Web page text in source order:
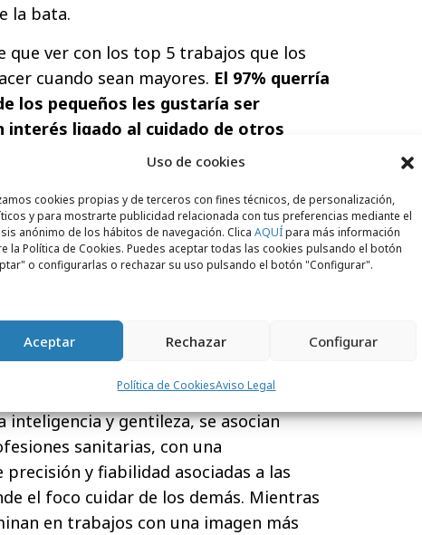
Uso de cookies
cookies propias y de terceros con fines técnicos, de personalización,
y para mostrarte publicidad relacionada con tus preferencias mediante el
anónimo de los hábitos de navegación. Clica AQUÍpara más información
la Política de Cookies. Puedes aceptar todas las cookies pulsando el botón
o configurarlas o rechazar su uso pulsando el botón "Configurar".
Aceptar Rechazar Configurar
Política de CookiesAviso Legal
la bata.
ver con los top 5 trabajos que los
cuando sean mayores. El 97% querría
los pequeños les gustaría ser
interés ligado al cuidado de otros
. Este mismo porcentaje se replica
aunque las razones para hacerlo
Si el carácter heroico y altruista es lo
de bomberos y el uniforme ocupan un
de los niños, mientras que para
animales. Dato casi similar, 95% con la
atrae a más de 9 de cada 10
de proteger a los demás.
para elegir un trabajo son pasarlo
por los valores que estas
inteligencia y gentileza, se asocian
sanitarias, con una
y fiabilidad asociadas a las
el foco cuidar de los demás. Mientras
en trabajos con una imagen más